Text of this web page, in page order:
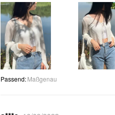
Passend:Maßgenau